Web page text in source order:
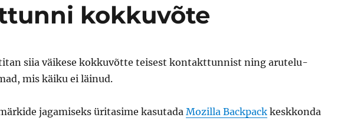
kokkuvõte
siia väikese kokkuvõtte teisest kontakttunnist ning arutelu-
mis käiku ei läinud.
jagamiseks üritasime kasutada Mozilla Backpackkeskkonda